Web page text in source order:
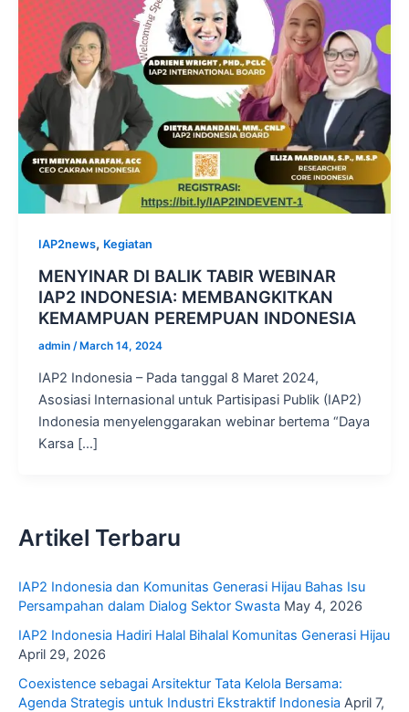
IAP2news, Kegiatan
MENYINAR DI BALIK TABIR WEBINAR
IAP2 INDONESIA: MEMBANGKITKAN
KEMAMPUAN PEREMPUAN INDONESIA
admin / March 14, 2024
IAP2 Indonesia – Pada tanggal 8 Maret 2024,
Asosiasi Internasional untuk Partisipasi Publik (IAP2)
Indonesia menyelenggarakan webinar bertema “Daya
Karsa […]
Artikel Terbaru
IAP2 Indonesia dan Komunitas Generasi Hijau Bahas Isu
Persampahan dalam Dialog Sektor Swasta May 4, 2026
IAP2 Indonesia Hadiri Halal Bihalal Komunitas Generasi Hijau
April 29, 2026
Coexistence sebagai Arsitektur Tata Kelola Bersama:
Agenda Strategis untuk Industri Ekstraktif Indonesia April 7,